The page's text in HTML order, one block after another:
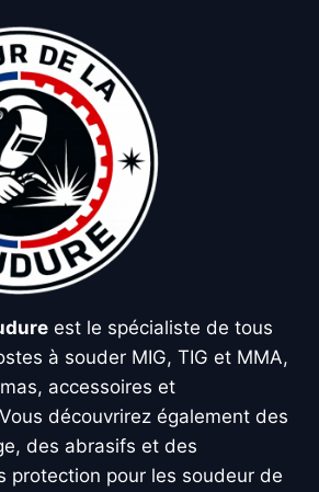
est le spécialiste de tous
à souder MIG, TIG et MMA,
accessoires et
découvrirez également des
des abrasifs et des
protection pour les soudeur de